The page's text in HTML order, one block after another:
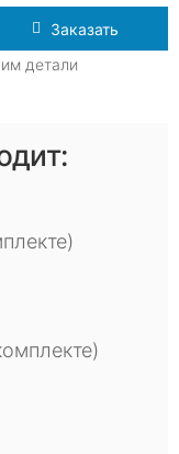
Заказать
детали